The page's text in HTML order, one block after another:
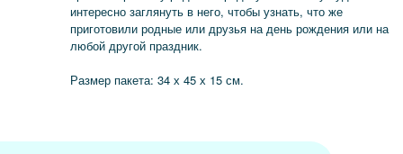
интересно заглянуть в него, чтобы узнать, что же
приготовили родные или друзья на день рождения или на
любой другой праздник.
Размер пакета: 34 х 45 х 15 см.